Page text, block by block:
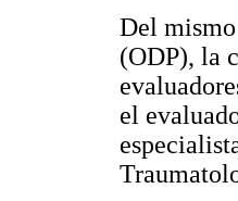
Del
(ODP), la
el